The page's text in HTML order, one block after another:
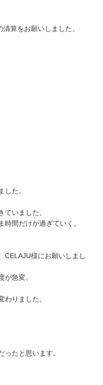
算をお願いしました。
た。
ていました。
間だけが過ぎていく。
CELAJU様にお願いしまし
急変。
りました。
たと思います。